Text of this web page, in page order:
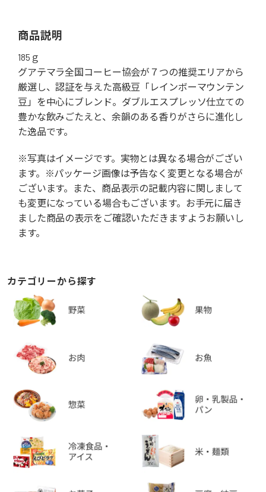
商品説明
185ｇ
グアテマラ全国コーヒー協会が７つの推奨エリアから
厳選し、認証を与えた高級豆「レインボーマウンテン
豆」を中心にブレンド。ダブルエスプレッソ仕立ての
豊かな飲みごたえと、余韻のある香りがさらに進化し
た逸品です。
※写真はイメージです。実物とは異なる場合がござい
ます。※パッケージ画像は予告なく変更となる場合が
ございます。また、商品表示の記載内容に関しまして
も変更になっている場合もございます。お手元に届き
ました商品の表示をご確認いただきますようお願いし
ます。
カテゴリーから探す